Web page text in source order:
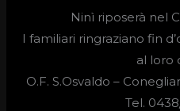
Ninì riposerà nel
I familiari ringraziano fin
al loro
O.F. S.Osvaldo –
Tel.